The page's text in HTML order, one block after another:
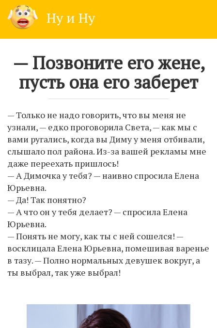
content
Ну и Ну
— Позвоните его жене,
пусть она его заберет
— Только не надо говорить, что вы меня не
узнали, — едко проговорила Света, — как мы с
вами ругались, когда вы Диму у меня отбивали,
слышало пол района. Из-за вашей рекламы мне
даже переехать пришлось!
— А Димочка у тебя? — наивно спросила Елена
Юрьевна.
— Да! Так понятно?
— А что он у тебя делает? — спросила Елена
Юрьевна.
— Понять не могу, как ты с ней сошелся! —
восклицала Елена Юрьевна, помешивая варенье
в тазу. — Полно нормальных девушек вокруг, а
ты выбрал, так уже выбрал!